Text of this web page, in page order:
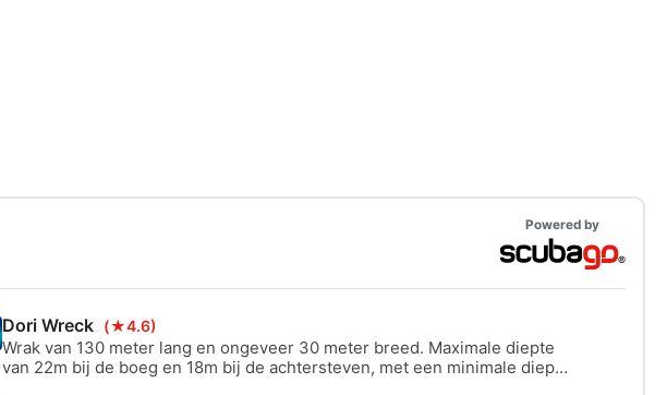
Powered by
Dori Wreck (★4.6)
Wrak van 130 meter lang en ongeveer 30 meter breed. Maximale diepte
van 22m bij de boeg en 18m bij de achtersteven, met een minimale diepte